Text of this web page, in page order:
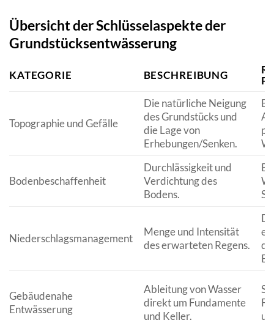
Übersicht der Schlüsselaspekte der
Grundstücksentwässerung
KATEGORIE BESCHREIBUNG
Topographie und Gefälle
Die natürliche Neigung
des Grundstücks und
die Lage von
Erhebungen/Senken.
Bodenbeschaffenheit
Durchlässigkeit und
Verdichtung des
Bodens.
Niederschlagsmanagement
Menge und Intensität
des erwarteten Regens.
Gebäudenahe
Entwässerung
Ableitung von Wasser
direkt um Fundamente
und Keller.